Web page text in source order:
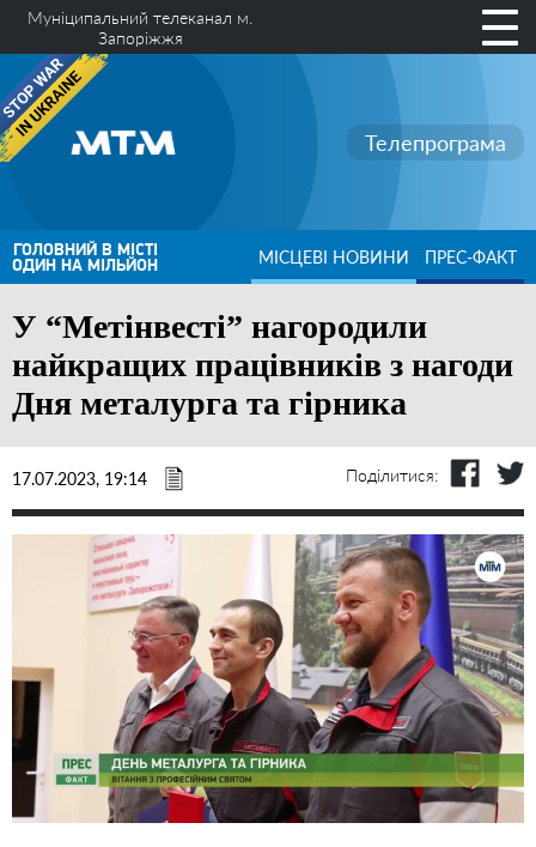
Муніципальний телеканал м.
Запоріжжя
Телепрограма
ГОЛОВНИЙ В МІСТІ
ОДИН НА МІЛЬЙОН МІСЦЕВІ НОВИНИ ПРЕС-ФАКТ
У “Метінвесті” нагородили
найкращих працівників з нагоди
Дня металурга та гірника
17.07.2023, 19:14 Поділитися: